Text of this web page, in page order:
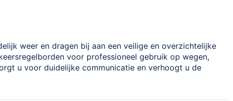
weer en dragen bij aan een veilige en overzichtelijke
voor professioneel gebruik op wegen,
u voor duidelijke communicatie en verhoogt u de